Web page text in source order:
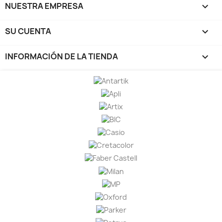
NUESTRA EMPRESA 
SU CUENTA 
INFORMACIÓN DE LA TIENDA keyboard_arrow_down